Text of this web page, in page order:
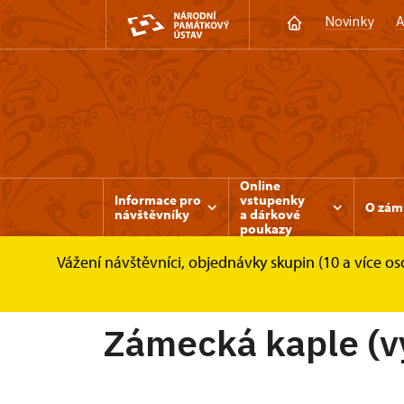
Novinky
Informace pro
návštěvníky
Online
vstupenky
a dárkové
poukazy
O
Vážení návštěvníci, objednávky skupin (10 a více
Zámek Rájec nad Svitavou Informace pro
Zámecká kaple